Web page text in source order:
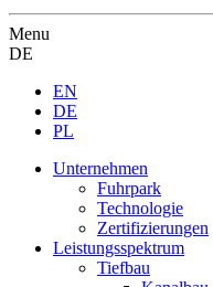
Menu
DE
EN
DE
PL
Unternehmen
Fuhrpark
Technologie
Zertifizierungen
Leistungsspektrum
Tiefbau